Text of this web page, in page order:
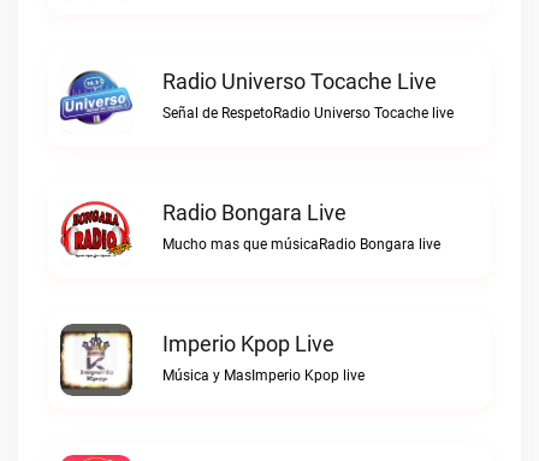
Radio Universo Tocache Live
Señal de RespetoRadio Universo Tocache live
Radio Bongara Live
Mucho mas que músicaRadio Bongara live
Imperio Kpop Live
Música y MasImperio Kpop live